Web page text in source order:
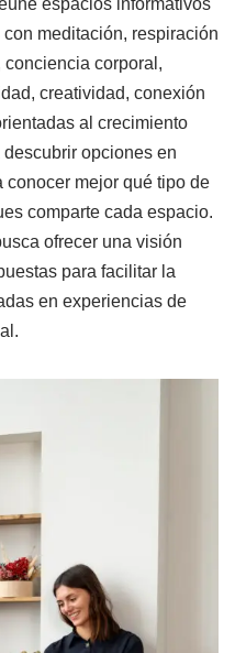
espacios informativos
meditación, respiración
corporal,
creatividad, conexión
al crecimiento
opciones en
conocer mejor qué tipo de
comparte cada espacio.
ofrecer una visión
para facilitar la
en experiencias de